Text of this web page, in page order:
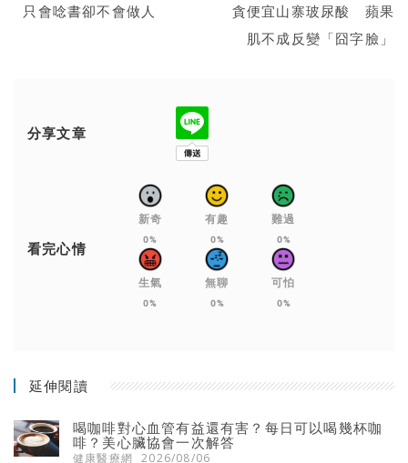
只會唸書卻不會做人
貪便宜山寨玻尿酸 蘋果
肌不成反變「囧字臉」
分享文章
看完心情
新奇
0%
有趣
0%
難過
0%
生氣
0%
無聊
0%
可怕
0%
延伸閱讀
喝咖啡對心血管有益還有害？每日可以喝幾杯咖
啡？美心臟協會一次解答
健康醫療網 2026/08/06